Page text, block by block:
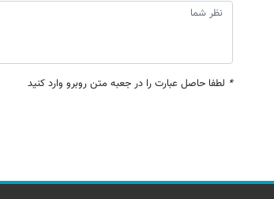
* لطفا حاصل عبارت را در جعبه متن روبرو وارد کنید